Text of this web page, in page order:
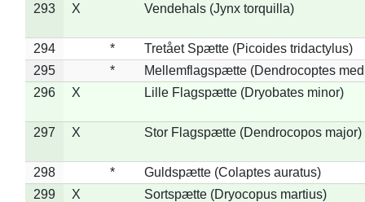
293
X Vendehals (Jynx torquilla)
294 *
Tretået Spætte (Picoides tridactylus)
295
*
Mellemflagspætte (Dendrocoptes
296
X Lille Flagspætte (Dryobates minor)
297 X Stor Flagspætte (Dendrocopos major)
298 *
Guldspætte (Colaptes auratus)
299
X Sortspætte (Dryocopus martius)